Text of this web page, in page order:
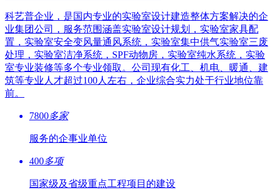
科艺普企业，是国内专业的实验室设计建造整体方案解决的企
业集团公司，服务范围涵盖实验室设计规划，实验室家具配
置，实验室安全变风量通风系统，实验室集中供气实验室三废
处理，实验室洁净系统，SPF动物房，实验室纯水系统，实验
室专业装修等多个专业领取。公司现有化工、机电、暖通、建
筑等专业人才超过100人左右，企业综合实力处于行业地位靠
前。
7800多家
服务的企事业单位
400多项
国家级及省级重点工程项目的建设